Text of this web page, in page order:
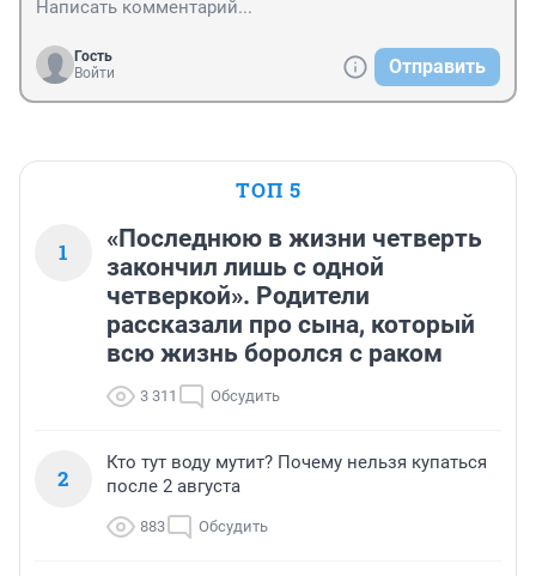
Гость
Войти
Отправить
ТОП 5
1
«Последнюю в жизни четверть
закончил лишь с одной
четверкой». Родители
рассказали про сына, который
всю жизнь боролся с раком
3 311 Обсудить
2
Кто тут воду мутит? Почему нельзя купаться
после 2 августа
883 Обсудить